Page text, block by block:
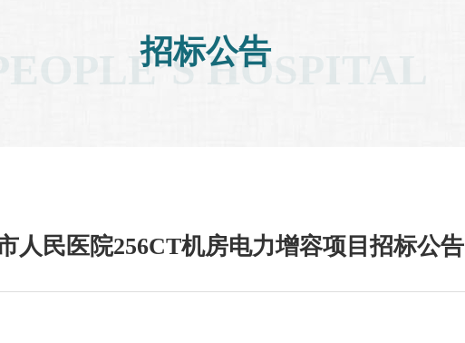
招标公告HOSPITAL
人民医院256CT机房电力增容项目招标公告